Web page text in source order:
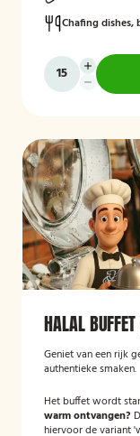
Chafing dishes,
HALAL
Geniet van een rijk
authentieke smaken.
Het buffet wordt
warm ontvangen?
hiervoor de variant